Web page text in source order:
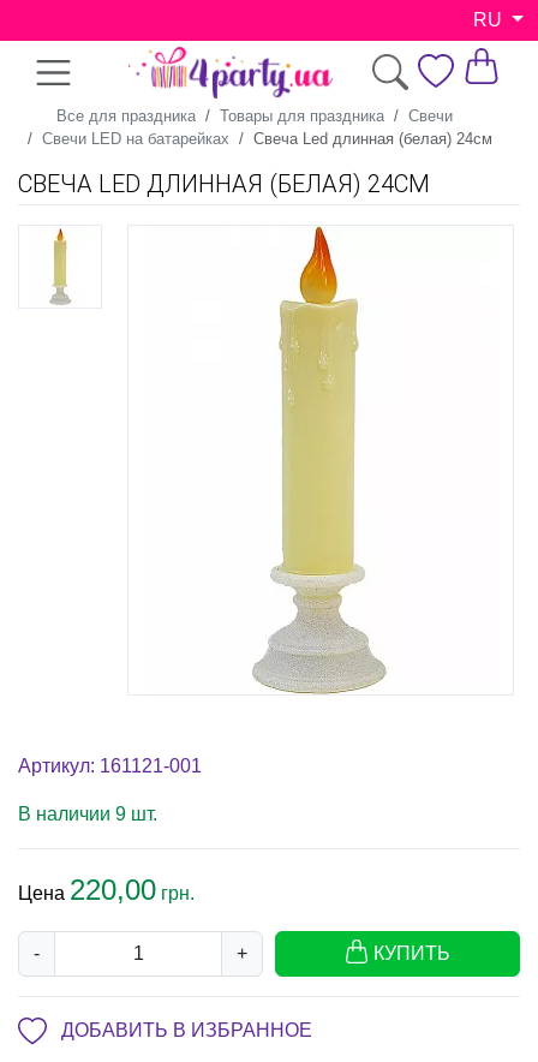
RU
Все для праздника Товары для праздника
Свечи
Свечи LED на батарейках
Свеча Led длинная (белая) 24см
СВЕЧА LED ДЛИННАЯ (БЕЛАЯ) 24СМ
Артикул: 161121-001
В наличии 9 шт.
Цена 220,00 грн.
- + КУПИТЬ
ДОБАВИТЬ В ИЗБРАННОЕ